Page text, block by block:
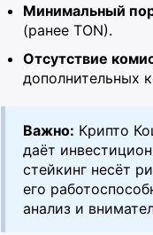
Минимальный
(ранее TON).
Отсутствие
дополнительных
Важно: Крипто
даёт
стейкинг несёт
его
анализ и